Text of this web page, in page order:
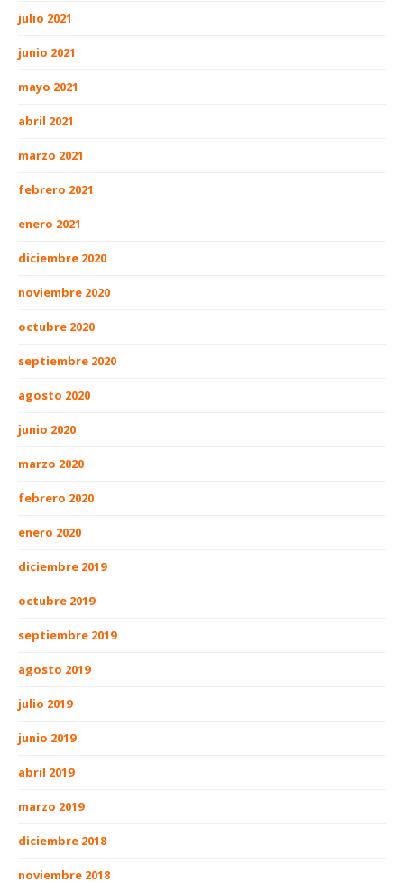
julio 2021
junio 2021
mayo 2021
abril 2021
marzo 2021
febrero 2021
enero 2021
diciembre 2020
noviembre 2020
octubre 2020
septiembre 2020
agosto 2020
junio 2020
marzo 2020
febrero 2020
enero 2020
diciembre 2019
octubre 2019
septiembre 2019
agosto 2019
julio 2019
junio 2019
abril 2019
marzo 2019
diciembre 2018
noviembre 2018